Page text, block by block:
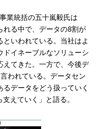
業統括の五十嵐毅氏は
れる中で、データの8割が
いわれている。当社はよ
ドイネーブルなソリューシ
えてきた。一方で、今後デ
われている。データセン
データをどう扱っていく
えていく」と語る。